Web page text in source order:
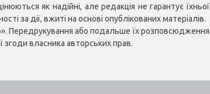
як надійні, але редакція не гарантує їхньої
за дії, вжиті на основі опублікованих матеріалів.
Передрукування або подальше їх розповсюдження
власника авторських прав.